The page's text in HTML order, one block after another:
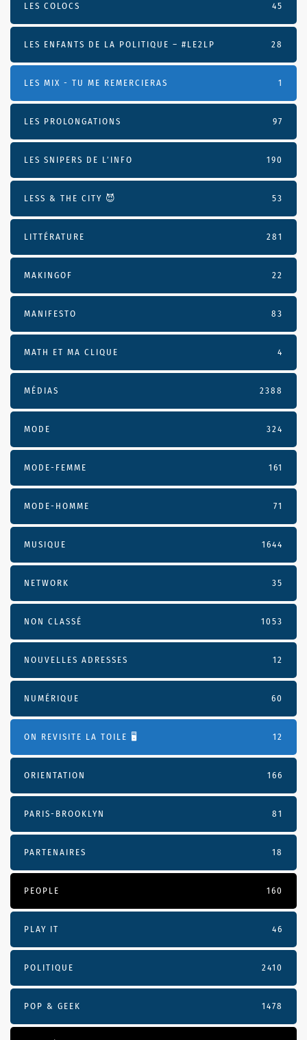
LES COLOCS 45
LES ENFANTS DE LA POLITIQUE – #LE2LP 28
LES MIX - TU ME REMERCIERAS 1
LES PROLONGATIONS 97
LES SNIPERS DE L’INFO 190
LESS & THE CITY 😈 53
LITTÉRATURE 281
MAKINGOF 22
MANIFESTO 83
MATH ET MA CLIQUE 4
MÉDIAS 2388
MODE 324
MODE-FEMME 161
MODE-HOMME 71
MUSIQUE 1644
NETWORK 35
NON CLASSÉ 1053
NOUVELLES ADRESSES 12
NUMÉRIQUE 60
ON REVISITE LA TOILE 🖥️ 12
ORIENTATION 166
PARIS-BROOKLYN 81
PARTENAIRES 18
PEOPLE 160
PLAY IT 46
POLITIQUE 2410
POP & GEEK 1478